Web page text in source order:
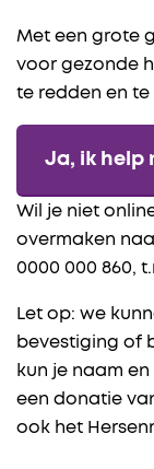
Met een grote
voor gezonde
te redden en te
Ja, ik help
Wil je niet
overmaken
0000 000 860,
Let op: we
bevestiging of
kun je naam
een donatie
ook het